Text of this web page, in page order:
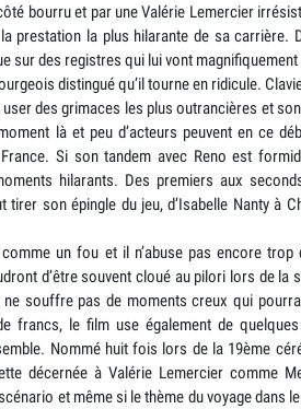
bourru et par une Valérie Lemercier
prestation la plus hilarante de sa carrière.
sur des registres qui lui vont magnifiquement
distingué qu’il tourne en ridicule.
des grimaces les plus outrancières et
là et peu d’acteurs peuvent en ce
Si son tandem avec Reno est
hilarants. Des premiers aux
son épingle du jeu, d’Isabelle Nanty à
un fou et il n’abuse pas encore trop
d’être souvent cloué au pilori lors de la
souffre pas de moments creux qui
francs, le film use également de
Nommé huit fois lors de la 19ème
décernée à Valérie Lemercier comme
et même si le thème du voyage dans